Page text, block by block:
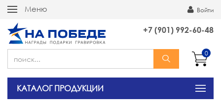
Меню Войти
+7 (901) 992-60-48
0
КАТАЛОГ ПРОДУКЦИИ